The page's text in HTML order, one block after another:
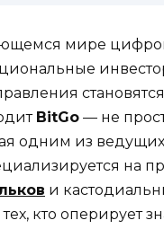
мире
BitGo — не
одним из
на
и
кто оперирует